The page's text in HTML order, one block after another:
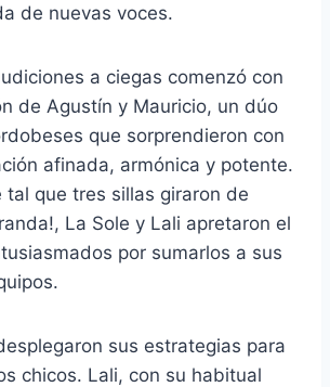
de nuevas voces.
a ciegas comenzó con
de Agustín y Mauricio, un dúo
que sorprendieron con
afinada, armónica y potente.
tal que tres sillas giraron de
La Sole y Lali apretaron el
por sumarlos a sus
sus estrategias para
chicos. Lali, con su habitual